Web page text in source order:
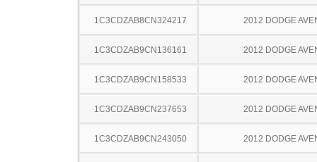
1C3CDZAB8CN324217 2012 DODGE
1C3CDZAB9CN136161 2012 DODGE
1C3CDZAB9CN158533 2012 DODGE
1C3CDZAB9CN237653 2012 DODGE
1C3CDZAB9CN243050 2012 DODGE